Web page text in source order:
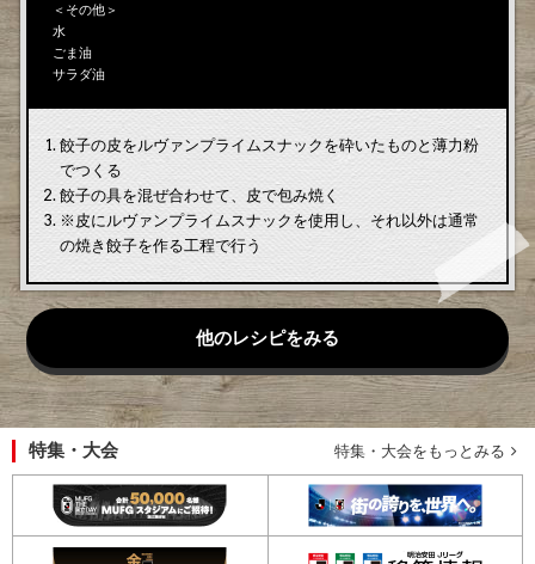
＜その他＞
水
ごま油
サラダ油
餃子の皮をルヴァンプライムスナックを砕いたものと薄力粉
でつくる
餃子の具を混ぜ合わせて、皮で包み焼く
※皮にルヴァンプライムスナックを使用し、それ以外は通常
の焼き餃子を作る工程で行う
他のレシピをみる
特集・大会 特集・大会をもっとみる